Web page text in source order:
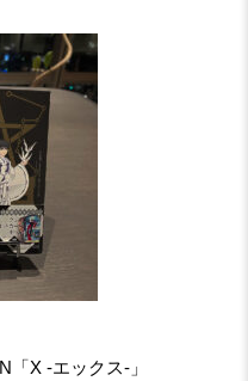
X -エックス-」